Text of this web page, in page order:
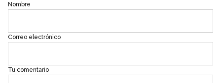
Nombre
Correo electrónico
Tu comentario